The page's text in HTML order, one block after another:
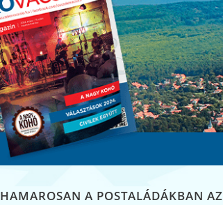
HAMAROSAN A POSTALÁDÁKBAN AZ